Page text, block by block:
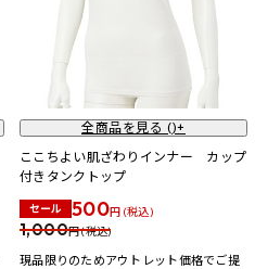
全商品を見る ()+
ここちよい肌ざわりインナー カップ
付きタンクトップ
セール 500円 (税込)
1,000円 (税込)
現品限りのためアウトレット価格でご提